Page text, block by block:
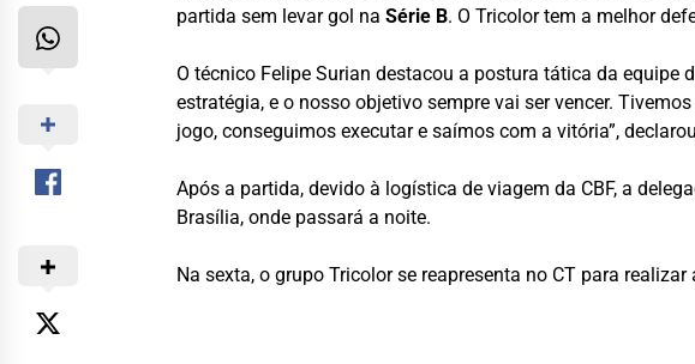
partida sem levar gol naSérie B. O Tricolor tem a melhor
O técnico Felipe Surian destacou a postura tática da equipe
estratégia, e o nosso objetivo sempre vai ser vencer.
jogo, conseguimos executar e saímos com a vitória”,
Após a partida, devido à logística de viagem da CBF, a
Brasília, onde passará a noite.
Na sexta, o grupo Tricolor se reapresenta no CT para